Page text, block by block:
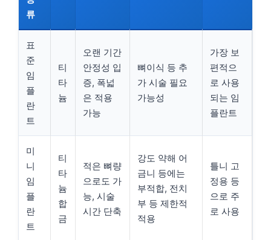
류
표
준
임
플
란
트
티
타
늄
오랜 기간
안정성 입
증, 폭넓
은 적용
가능
뼈이식 등 추
가 시술 필요
가능성
가장 보
편적으
로 사용
되는 임
플란트
미
니
임
플
란
트
티
타
늄
합
금
적은 뼈량
으로도 가
능, 시술
시간 단축
강도 약해 어
금니 등에는
부적합, 전치
부 등 제한적
적용
틀니 고
정용 등
으로 주
로 사용